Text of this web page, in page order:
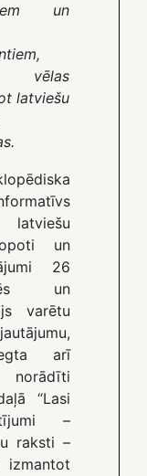
un
latviešu
un
26
un
varētu
arī
“Lasi
–
raksti –